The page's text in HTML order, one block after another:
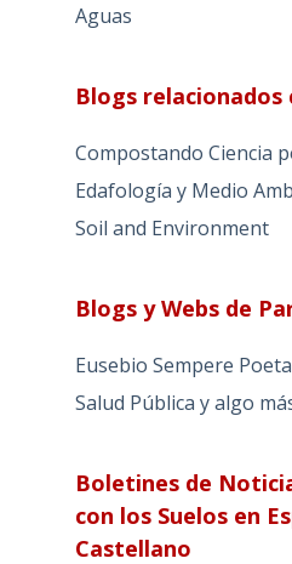
Aguas
Blogs relacionados
Compostando Ciencia
Edafología y Medio
Soil and Environment
Blogs y Webs de
Eusebio Sempere
Salud Pública y algo
Boletines de
con los Suelos en
Castellano